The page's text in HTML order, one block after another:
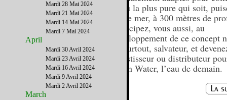
l’eau la plus pure qui soit,
haute mer, à 300 mètres de
Participez, vous aussi, au
développement de ce concept
et, surtout, salvateur, et
investisseur ou distributeur
Fresh Water, l’eau de demain.
Mardi 28 Mai 2024
Mardi 21 Mai 2024
Mardi 14 Mai 2024
Mardi 7 Mai 2024
April
Mardi 30 Avril 2024
Mardi 23 Avril 2024
Mardi 16 Avril 2024
Mardi 9 Avril 2024
Mardi 2 Avril 2024
March